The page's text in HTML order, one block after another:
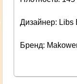
Дизайнер: Libs
Бренд: